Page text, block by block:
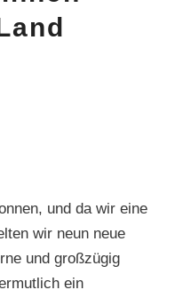
und da wir eine
wir neun neue
und großzügig
ein